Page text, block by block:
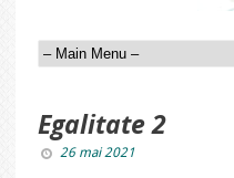
Egalitate 2
26 mai 2021